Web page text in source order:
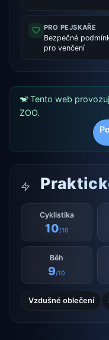
PRO PEJSKAŘE
Bezpečné
pro venčení
🐒 Tento web
ZOO.
Cyklistika
10/10
Běh
9/10
Vzdušné oblečení